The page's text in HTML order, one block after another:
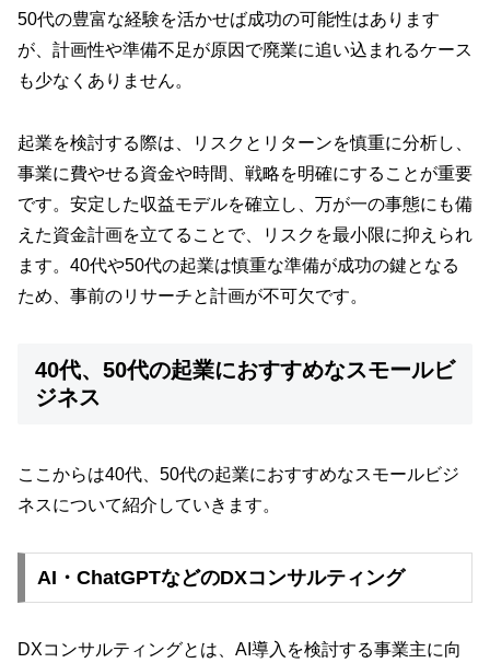
50代の豊富な経験を活かせば成功の可能性はあります
が、計画性や準備不足が原因で廃業に追い込まれるケース
も少なくありません。
起業を検討する際は、リスクとリターンを慎重に分析し、
事業に費やせる資金や時間、戦略を明確にすることが重要
です。安定した収益モデルを確立し、万が一の事態にも備
えた資金計画を立てることで、リスクを最小限に抑えられ
ます。40代や50代の起業は慎重な準備が成功の鍵となる
ため、事前のリサーチと計画が不可欠です。
40代、50代の起業におすすめなスモールビ
ジネス
ここからは40代、50代の起業におすすめなスモールビジ
ネスについて紹介していきます。
AI・ChatGPTなどのDXコンサルティング
DXコンサルティングとは、AI導入を検討する事業主に向